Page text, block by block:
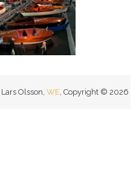
Olsson,WE , Copyright © 2026